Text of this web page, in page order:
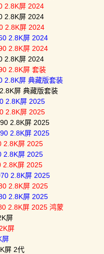
2.8K屏 2024
2.8K屏 2024
2.8K屏 2024
2.8K屏 2024
2.8K屏 2024
2.8K屏 2024
2.8K屏 套装
2.8K屏 典藏版套装
屏 典藏版套装
2.8K屏 2025
2.8K屏 2025
2.8K屏 2025
2.8K屏 2025
2.8K屏 2025
2.8K屏 2025
2.8K屏 2025
2.8K屏 2025
2.8K屏 2025
2.8K屏 2025
2.8K屏 2025 鸿蒙
屏
屏
屏
屏 2代